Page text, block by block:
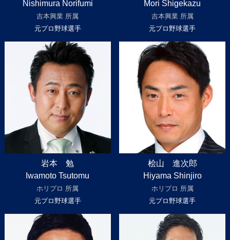
Nishimura Norifumi
吉本興業 所属
元プロ野球選手
Mori Shigekazu
吉本興業 所属
元プロ野球選手
岩本 勉
Iwamoto Tsutomu
ホリプロ 所属
元プロ野球選手
桧山 進次郎
Hiyama Shinjiro
ホリプロ 所属
元プロ野球選手